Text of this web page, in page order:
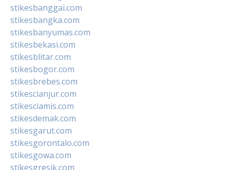
stikesbanggai.com
stikesbangka.com
stikesbanyumas.com
stikesbekasi.com
stikesblitar.com
stikesbogor.com
stikesbrebes.com
stikescianjur.com
stikesciamis.com
stikesdemak.com
stikesgarut.com
stikesgorontalo.com
stikesgowa.com
stikesgresik.com